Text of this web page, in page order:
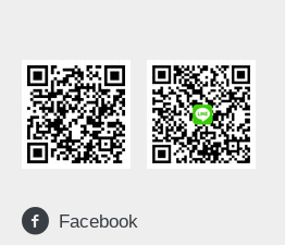
Facebook